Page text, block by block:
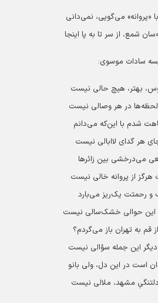
می‌گویی،‌ نمی‌دانی‌
شمع،‌ از سر تا به پا اینجا
سادات موسوی:
بهتر، هيچ حالی نيست
در هر وصالی نيست
شدم با اين‌كه می‌دانم
هر گدای لاابالی نيست
می‌درخشی بين زائرها
از پروانه خالی نيست
و رحمتت يک‌ريز می‌بارد
حوالی خشک‌سالی نيست
قم به تهران باز می‌گردم؟
اين جمله سؤالی نیست
است در این دل، ولی بانو
مشهد، ملالی نيست